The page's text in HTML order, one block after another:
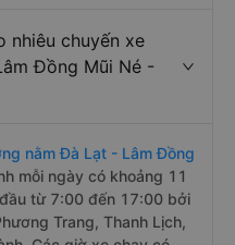
nhiêu chuyến xe
Đồng Mũi Né -
nằm Đà Lạt - Lâm Đồng
mỗi ngày có khoảng 11
từ 7:00 đến 17:00 bởi
Trang, Thanh Lịch,